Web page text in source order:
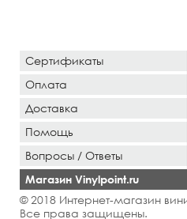
Сертификаты
Оплата
Доставка
Помощь
Вопросы / Ответы
Магазин Vinylpoint.ru
© 2018 Интернет-магазин
Все права защищены.